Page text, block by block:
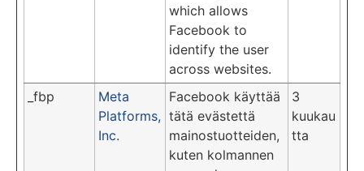
which allows
Facebook to
identify the user
across websites.
_fbp
Meta
Platforms,
Inc.
Facebook käyttää
tätä evästettä
mainostuotteiden,
kuten kolmannen
3
kuukau
tta